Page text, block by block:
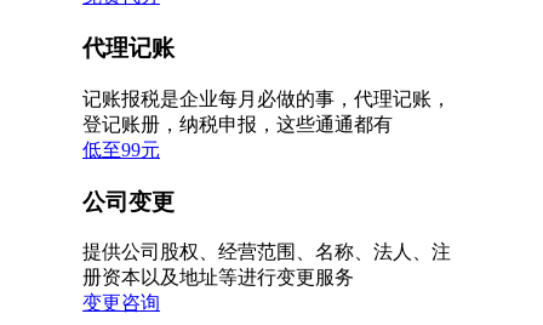
代理记账
记账报税是企业每月必做的事，代理记账，
登记账册，纳税申报，这些通通都有
低至99元
公司变更
提供公司股权、经营范围、名称、法人、注
册资本以及地址等进行变更服务
变更咨询